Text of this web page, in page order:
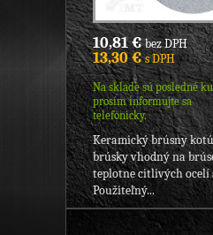
10,81 €bez DPH
13,30 €s DPH
Na sklade sú posledné
prosím informujte sa
telefonicky.
Keramický brúsny
brúsky vhodný na
teplotne citlivých ocelí
Použiteľný...